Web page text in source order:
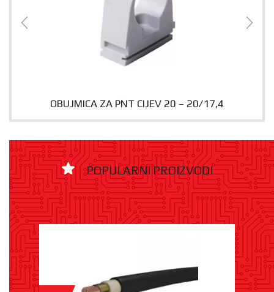
OBUJMICA ZA PNT CIJEV 20 – 20/17,4
POPULARNI PROIZVODI